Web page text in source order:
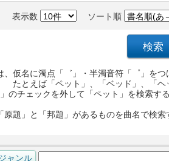
表示数 ソート順
、仮名に濁点「゛」・半濁音符「゜」を
たとえば「ペット」、「ベッド」、「
」のチェックを外して「ペット」を検索
原題」と「邦題」があるものを曲名で検